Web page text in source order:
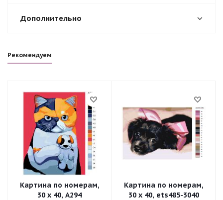
Дополнительно
Рекомендуем
Картина по номерам,
30 x 40, A294
Картина по номерам,
30 x 40, ets485-3040